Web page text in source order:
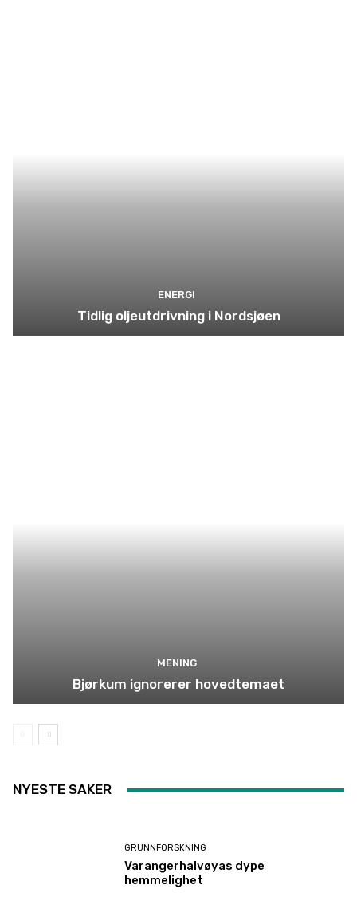
ENERGI
Tidlig oljeutdrivning i Nordsjøen
MENING
Bjørkum ignorerer hovedtemaet
NYESTE SAKER
GRUNNFORSKNING
Varangerhalvøyas dype
hemmelighet